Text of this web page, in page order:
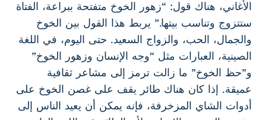
الأغاني، هناك قول: “زهور الخوخ متفتحة ببراعة، الفتاة
ستتزوج وتناسب بيتها.” يربط هذا القول بين الخوخ
والجمال، الحب، والزواج السعيد. حتى اليوم، في اللغة
الصينية، العبارات مثل “وجه الإنسان وزهور الخوخ”
و”حظ الخوخ” ما زالت ترمز إلى مشاعر ثقافية
عميقة. إذا كان هناك طائر يقف على غصن الخوخ على
أدوات الشاي المزخرفة، فإنه يمكن أن يعيد الناس إلى